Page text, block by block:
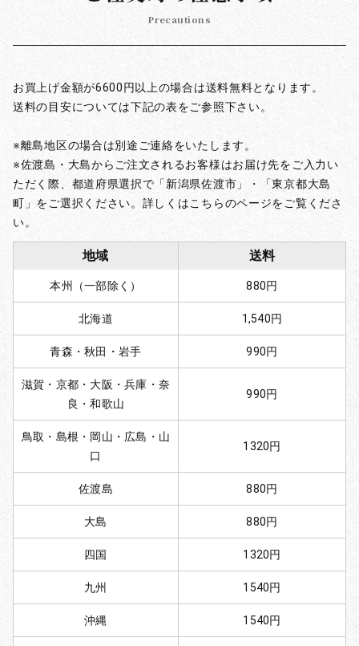
Precautions
お買上げ金額が6600円以上の場合は送料無料となります。
送料の目安については下記の表をご参照下さい。
※離島地区の場合は別途ご連絡をいたします。
※佐渡島・大島からご注文されるお客様はお届け先をご入力い
ただく際、都道府県選択で「新潟県佐渡市」・「東京都大島
町」をご選択ください。詳しくはこちらのページをご覧くださ
い。
地域 送料
本州（一部除く） 880円
北海道 1,540円
青森・秋田・岩手 990円
滋賀・京都・大阪・兵庫・奈
良・和歌山
990円
鳥取・島根・岡山・広島・山
口
1320円
佐渡島 880円
大島 880円
四国 1320円
九州 1540円
沖縄 1540円